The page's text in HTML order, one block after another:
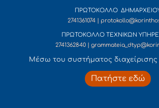
ΠΡΩΤΟΚΟΛΛΟ
2741361074 |
ΠΡΩΤΟΚΟΛΛΟ ΤΕΧΝΙΚΩΝ
2741362840 |
Mέσω του συστήματος
Πατήστε εδώ